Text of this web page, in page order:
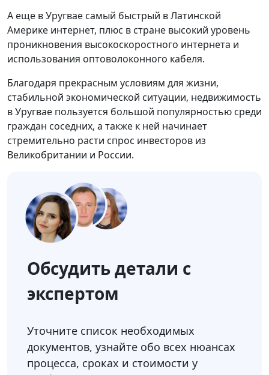
А еще в Уругвае самый быстрый в Латинской
Америке интернет, плюс в стране высокий уровень
проникновения высокоскоростного интернета и
использования оптоволоконного кабеля.
Благодаря прекрасным условиям для жизни,
стабильной экономической ситуации, недвижимость
в Уругвае пользуется большой популярностью среди
граждан соседних, а также к ней начинает
стремительно расти спрос инвесторов из
Великобритании и России.
Обсудить детали с
экспертом
Уточните список необходимых
документов, узнайте обо всех нюансах
процесса, сроках и стоимости у